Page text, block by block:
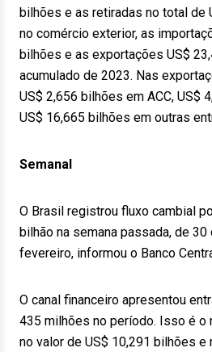
bilhões e as retiradas no total de
no comércio exterior, as
bilhões e as exportações US$
acumulado de 2023. Nas
US$ 2,656 bilhões em ACC, US$
US$ 16,665 bilhões em outras
Semanal
O Brasil registrou fluxo cambial
bilhão na semana passada, de 30
fevereiro, informou o Banco
O canal financeiro apresentou
435 milhões no período. Isso é o
no valor de US$ 10,291 bilhões